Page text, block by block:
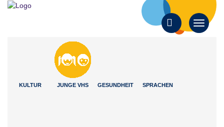
Toggle
Toggle
KULTUR JUNGE VHS GESUNDHEIT SPRACHEN